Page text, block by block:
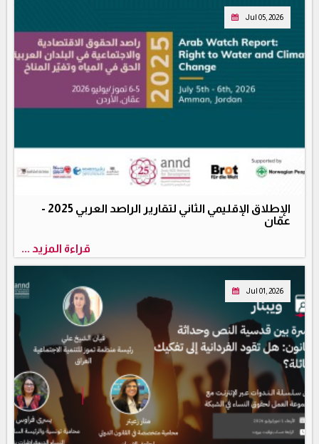
Jul 05, 2026
الإطلاق الإقليمي الثاني لتقارير الراصد العربي 2025 -
عمّان
قراءة المزيد ...
Jul 01, 2026